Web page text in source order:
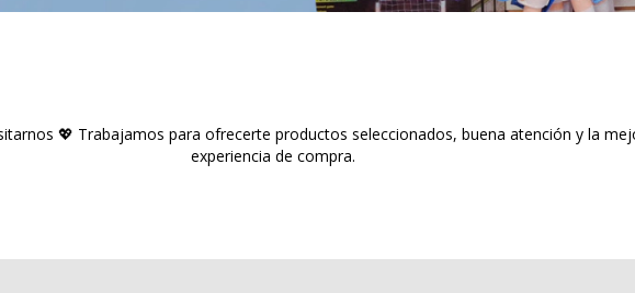
💖 Trabajamos para ofrecerte productos seleccionados, buena atención y la
experiencia de compra.